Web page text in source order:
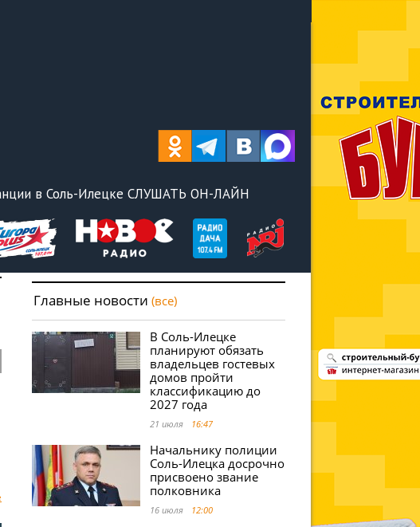
в Соль-Илецке СЛУШАТЬ ОН-ЛАЙН
Главные новости (все)
В Соль-Илецке
планируют обязать
владельцев гостевых
домов пройти
классификацию до
2027 года
21 июля 16:47
Начальнику полиции
Соль-Илецка досрочно
присвоено звание
полковника
16 июля 12:00